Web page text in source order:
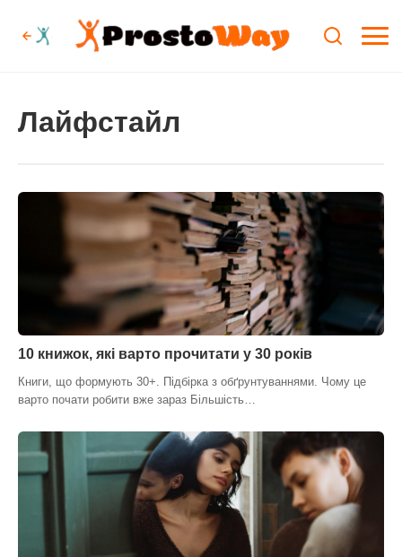
Лайфстайл
10 книжок, які варто прочитати у 30 років
Книги, що формують 30+. Підбірка з обґрунтуваннями. Чому це
варто почати робити вже зараз Більшість…